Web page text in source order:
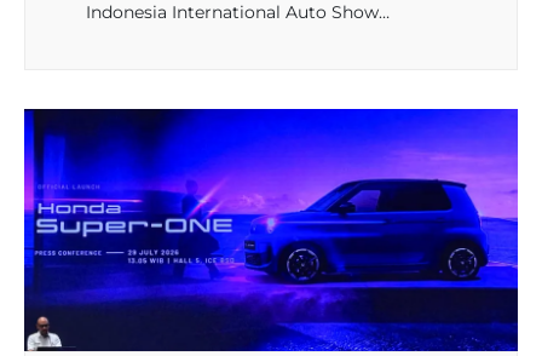
Indonesia International Auto Show…